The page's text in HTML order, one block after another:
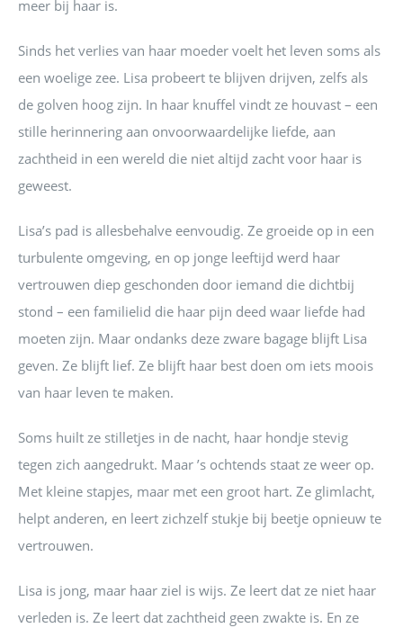
meer bij haar is.
Sinds het verlies van haar moeder voelt het leven soms als
een woelige zee. Lisa probeert te blijven drijven, zelfs als
de golven hoog zijn. In haar knuffel vindt ze houvast – een
stille herinnering aan onvoorwaardelijke liefde, aan
zachtheid in een wereld die niet altijd zacht voor haar is
geweest.
Lisa’s pad is allesbehalve eenvoudig. Ze groeide op in een
turbulente omgeving, en op jonge leeftijd werd haar
vertrouwen diep geschonden door iemand die dichtbij
stond – een familielid die haar pijn deed waar liefde had
moeten zijn. Maar ondanks deze zware bagage blijft Lisa
geven. Ze blijft lief. Ze blijft haar best doen om iets moois
van haar leven te maken.
Soms huilt ze stilletjes in de nacht, haar hondje stevig
tegen zich aangedrukt. Maar ’s ochtends staat ze weer op.
Met kleine stapjes, maar met een groot hart. Ze glimlacht,
helpt anderen, en leert zichzelf stukje bij beetje opnieuw te
vertrouwen.
Lisa is jong, maar haar ziel is wijs. Ze leert dat ze niet haar
verleden is. Ze leert dat zachtheid geen zwakte is. En ze